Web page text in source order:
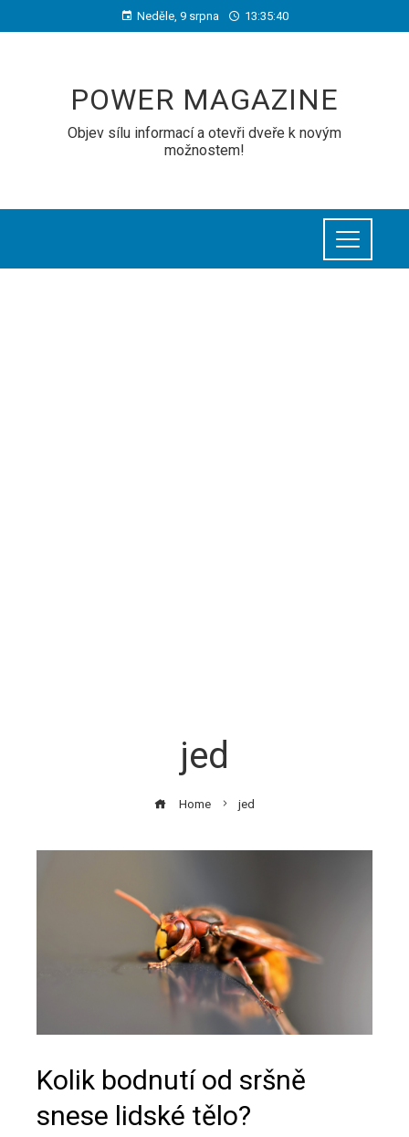
Neděle, 9 srpna 13:35:40
POWER MAGAZINE
Objev sílu informací a otevři dveře k novým
možnostem!
jed
Home jed
Kolik bodnutí od sršně
snese lidské tělo?